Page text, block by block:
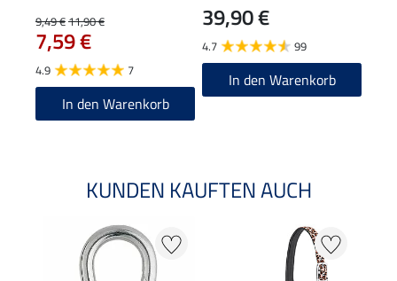
9,49 €11,90 €
7,59 €
4.9 7
In den Warenkorb
39,90 €
4.7 99
In den Warenkorb
KUNDEN KAUFTEN AUCH